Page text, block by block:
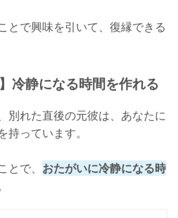
とで興味を引いて、復縁できる
冷静になる時間を作れる
別れた直後の元彼は、あなたに
っています。
で、 おたがいに冷静になる時